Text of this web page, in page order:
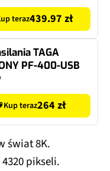
teraz439.97 zł
TAGA
PF-400-USB
Kup teraz264 zł
świat 8K.
pikseli.